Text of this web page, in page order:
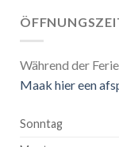
Während der
Maak hier een
Sonntag